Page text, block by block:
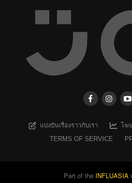
แบ่งปันเรื่องราวกับเรา โฆ
TERMS OF SERVICE
Part of the INFLUASIA